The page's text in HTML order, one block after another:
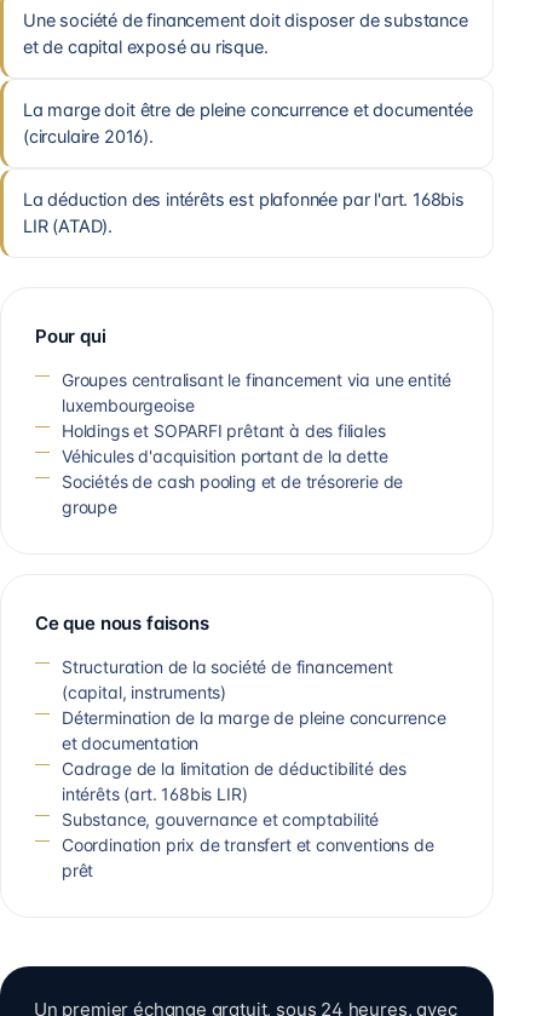
Une société de financement doit disposer de substance
et de capital exposé au risque.
La marge doit être de pleine concurrence et documentée
(circulaire 2016).
La déduction des intérêts est plafonnée par l'art. 168bis
LIR (ATAD).
Pour qui
Groupes centralisant le financement via une entité
luxembourgeoise
Holdings et SOPARFI prêtant à des filiales
Véhicules d'acquisition portant de la dette
Sociétés de cash pooling et de trésorerie de
groupe
Ce que nous faisons
Structuration de la société de financement
(capital, instruments)
Détermination de la marge de pleine concurrence
et documentation
Cadrage de la limitation de déductibilité des
intérêts (art. 168bis LIR)
Substance, gouvernance et comptabilité
Coordination prix de transfert et conventions de
prêt
Un premier échange gratuit, sous 24 heures, avec